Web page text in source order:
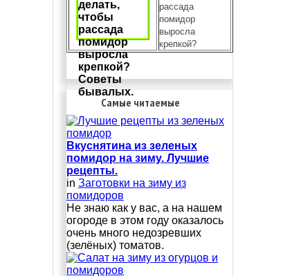
рассада
помидор
выросла
крепкой?
Самые читаемые
Вкуснятина из зеленых
помидор на зиму. Лучшие
рецепты.
in Заготовки на зиму из
помидоров
Не знаю как у вас, а на нашем
огороде в этом году оказалось
очень много недозревших
(зелёных) томатов.